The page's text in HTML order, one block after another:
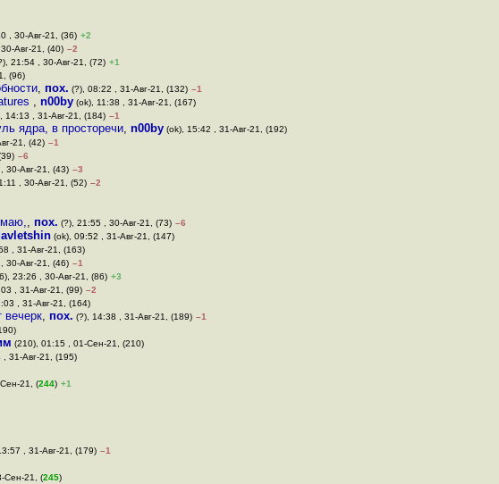
, 30-Авг-21, (36) +2
Авг-21, (40) –2
21:54 , 30-Авг-21, (72) +1
(96)
, пох. (?), 08:22 , 31-Авг-21, (132) –1
, n00by (ok), 11:38 , 31-Авг-21, (167)
14:13 , 31-Авг-21, (184) –1
ядра, в просторечи, n00by (ok), 15:42 , 31-Авг-21, (192)
21, (42) –1
–6
30-Авг-21, (43) –3
, 30-Авг-21, (52) –2
, пох. (?), 21:55 , 30-Авг-21, (73) –6
(ok), 09:52 , 31-Авг-21, (147)
, 31-Авг-21, (163)
30-Авг-21, (46) –1
23:26 , 30-Авг-21, (86) +3
, 31-Авг-21, (99) –2
, 31-Авг-21, (164)
вечерк, пох. (?), 14:38 , 31-Авг-21, (189) –1
(210), 01:15 , 01-Сен-21, (210)
, 31-Авг-21, (195)
21, (244) +1
, 31-Авг-21, (179) –1
Сен-21, (245)